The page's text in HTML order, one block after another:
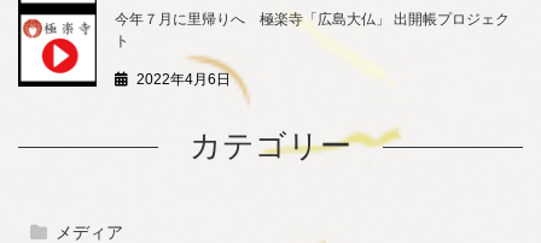
今年７月に里帰りへ 極楽寺「広島大仏」 出開帳プロジェク
ト
2022年4月6日
カテゴリー
メディア